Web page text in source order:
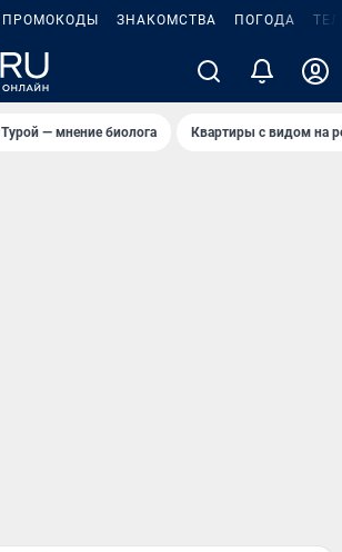
ПРОМОКОДЫ ЗНАКОМСТВА ПОГОДА
— мнение биолога Квартиры с видом на